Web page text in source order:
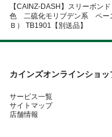
【CAINZ-DASH】スリーボ
色 二硫化モリブデン系 ペー
Ｂ） TB1901【別送品】
カインズオンラインショッ
サービス一覧
サイトマップ
店舗情報